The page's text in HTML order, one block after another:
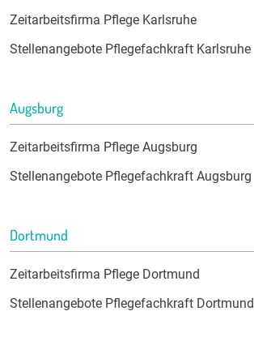
Zeitarbeitsfirma Pflege Karlsruhe
Stellenangebote Pflegefachkraft Karlsruhe
Augsburg
Zeitarbeitsfirma Pflege Augsburg
Stellenangebote Pflegefachkraft Augsburg
Dortmund
Zeitarbeitsfirma Pflege Dortmund
Stellenangebote Pflegefachkraft Dortmund